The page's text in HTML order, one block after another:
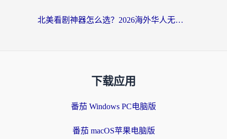
北美看剧神器怎么选？2026海外华人无缝访问国内资源全攻略
下载应用
番茄 Windows PC电脑版
番茄 macOS苹果电脑版